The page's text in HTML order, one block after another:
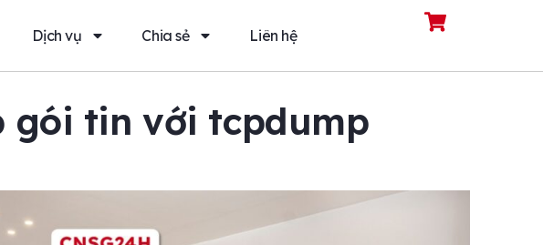
Dịch vụ Chia sẻ Liên hệ
gói tin với tcpdump